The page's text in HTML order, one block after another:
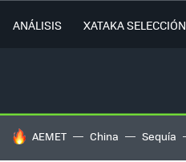
ANÁLISIS XATAKA SELECCIÓN
HOY SE HABLA DE
AEMET China Sequía